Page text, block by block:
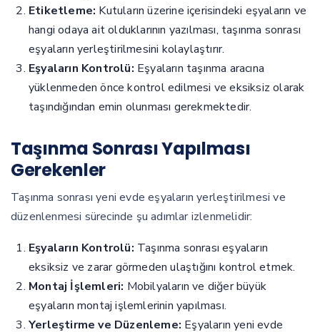
Etiketleme: Kutuların üzerine içerisindeki eşyaların ve
hangi odaya ait olduklarının yazılması, taşınma sonrası
eşyaların yerleştirilmesini kolaylaştırır.
Eşyaların Kontrolü: Eşyaların taşınma aracına
yüklenmeden önce kontrol edilmesi ve eksiksiz olarak
taşındığından emin olunması gerekmektedir.
Taşınma Sonrası Yapılması
Gerekenler
Taşınma sonrası yeni evde eşyaların yerleştirilmesi ve
düzenlenmesi sürecinde şu adımlar izlenmelidir:
Eşyaların Kontrolü: Taşınma sonrası eşyaların
eksiksiz ve zarar görmeden ulaştığını kontrol etmek.
Montaj İşlemleri: Mobilyaların ve diğer büyük
eşyaların montaj işlemlerinin yapılması.
Yerleştirme ve Düzenleme: Eşyaların yeni evde